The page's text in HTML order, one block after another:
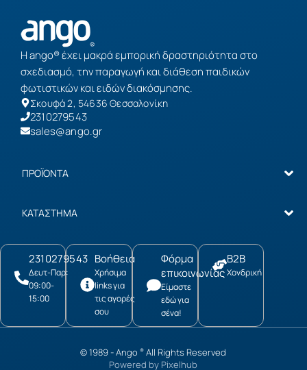
Η ango® έχει μακρά εμπορική δραστηριότητα στο
σχεδιασμό, την παραγωγή και διάθεση παιδικών
φωτιστικών και ειδών διακόσμησης.
Σκουφά 2, 54636 Θεσσαλονίκη
2310279543
sales@ango.gr
ΠΡΟΪΟΝΤΑ
ΚΑΤΑΣΤΗΜΑ
2310279543
Δευτ-Παρ:
09:00-
15:00
Βοήθεια
Χρήσιμα
links για
τις αγορές
σου
Φόρμα
επικοινωνίας
Είμαστε
εδώ για
σένα!
B2B
Χονδρική
© 1989 -Ango® All Rights Reserved
Powered by Pixelhub